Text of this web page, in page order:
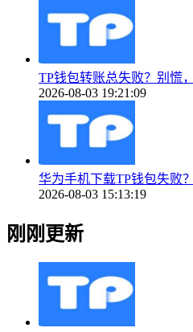
TP钱包转账总失败？别慌
2026-08-03 19:21:09
华为手机下载TP钱包失败
2026-08-03 15:13:19
刚刚更新